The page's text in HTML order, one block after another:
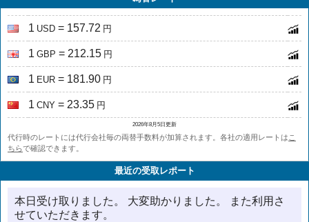
1 USD = 157.72 円
1 GBP = 212.15 円
1 EUR = 181.90 円
1 CNY = 23.35 円
2026年8月5日更新
代行時のレートには代行会社毎の両替手数料が加算されます。各社の適用レートは こ
ちらで確認できます。
最近の受取レポート
本日受け取りました。 大変助かりました。 また利用さ
せていただきます。